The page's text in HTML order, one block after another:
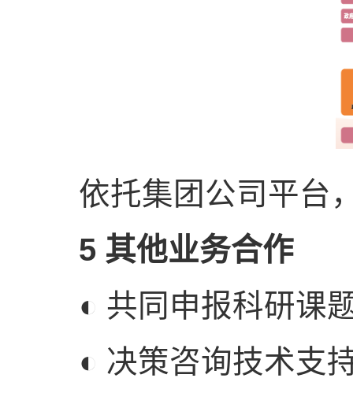
依托集团公司平台，
5 其他业务合作
◐ 共同申报科研课
◐ 决策咨询技术支